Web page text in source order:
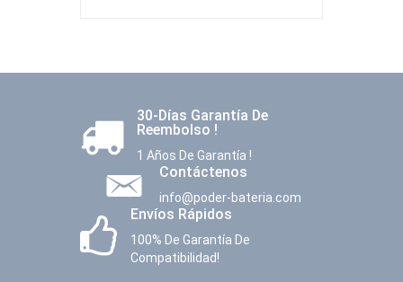
30-Días Garantía De
Reembolso !
1 Años De Garantía !
Contáctenos
info@poder-bateria.com
Envíos Rápidos
100% De Garantía De
Compatibilidad!